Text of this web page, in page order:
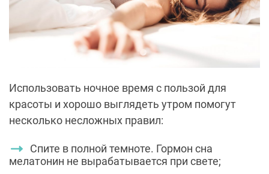
Использовать ночное время с пользой для
красоты и хорошо выглядеть утром помогут
несколько несложных правил:
Спите в полной темноте. Гормон сна
мелатонин не вырабатывается при свете;